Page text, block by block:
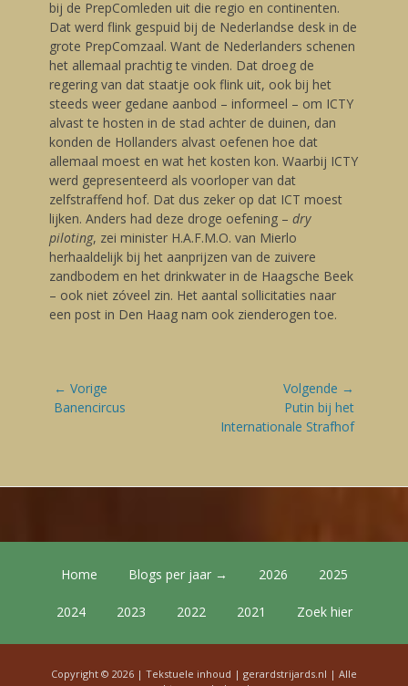
bij de PrepComleden uit die regio en continenten.
Dat werd flink gespuid bij de Nederlandse desk in de
grote PrepComzaal. Want de Nederlanders schenen
het allemaal prachtig te vinden. Dat droeg de
regering van dat staatje ook flink uit, ook bij het
steeds weer gedane aanbod – informeel – om ICTY
alvast te hosten in de stad achter de duinen, dan
konden de Hollanders alvast oefenen hoe dat
allemaal moest en wat het kosten kon. Waarbij ICTY
werd gepresenteerd als voorloper van dat
zelfstraffend hof. Dat dus zeker op dat ICT moest
lijken. Anders had deze droge oefening – dry
piloting, zei minister H.A.F.M.O. van Mierlo
herhaaldelijk bij het aanprijzen van de zuivere
zandbodem en het drinkwater in de Haagsche Beek
– ook niet zóveel zin. Het aantal sollicitaties naar
een post in Den Haag nam ook zienderogen toe.
Bericht
navigatie
← Vorige
Vorige
Banencircus
Volgende →
blog:
Putin bij het
Internationale Strafhof
Footer Menu
content
Home Blogs per jaar → 2026 2025
2024 2023 2022 2021 Zoek hier
Copyright © 2026 | Tekstuele inhoud | gerardstrijards.nl | Alle